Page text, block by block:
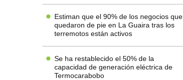
Estiman que el 90% de los negocios que
quedaron de pie en La Guaira tras los
terremotos están activos
Se ha restablecido el 50% de la
capacidad de generación eléctrica de
Termocarabobo